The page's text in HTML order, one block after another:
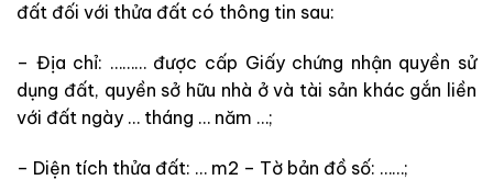
đất đối với thửa đất có thông tin sau:
– Địa chỉ: ……… được cấp Giấy chứng nhận quyền sử
dụng đất, quyền sở hữu nhà ở và tài sản khác gắn liền
với đất ngày … tháng … năm …;
– Diện tích thửa đất: … m2 – Tờ bản đồ số: ……;